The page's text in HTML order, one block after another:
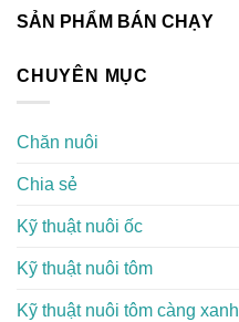
SẢN PHẨM BÁN CHẠY
CHUYÊN MỤC
Chăn nuôi
Chia sẻ
Kỹ thuật nuôi ốc
Kỹ thuật nuôi tôm
Kỹ thuật nuôi tôm càng xanh